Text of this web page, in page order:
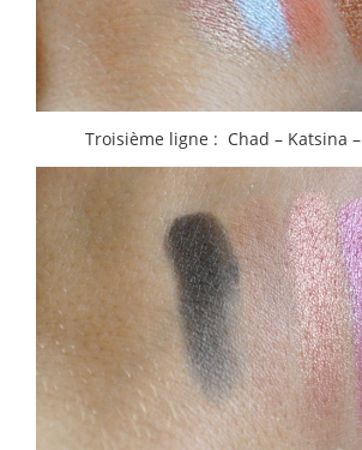
Troisième ligne : Chad – Katsina